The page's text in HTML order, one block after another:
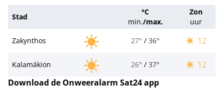
Stad
°C
min./max.
Zon
uur
Zakynthos
27° / 36° 12
Kalamákion 26° / 37°
12
Download de Onweeralarm Sat24 app